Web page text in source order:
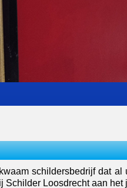
schildersbedrijf dat
Loosdrecht aan het